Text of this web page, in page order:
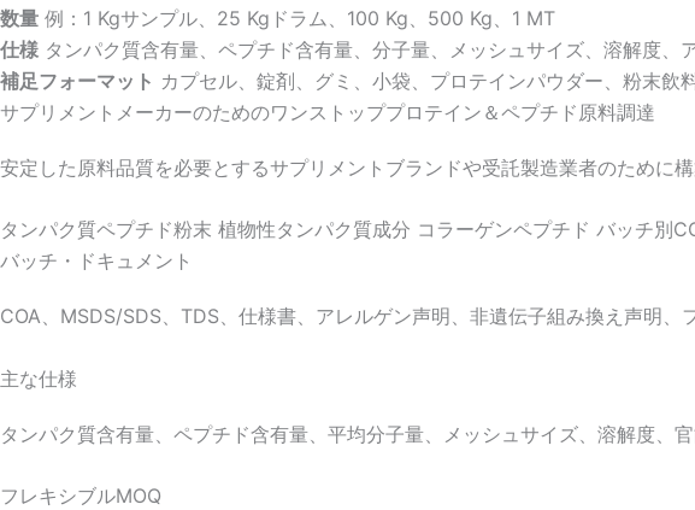
数量 例：1 Kgサンプル、25 Kgドラム、100 Kg、500 Kg、1 MT
仕様 タンパク質含有量、ペプチド含有量、分子量、メッシュサイズ、溶解度、
補足フォーマット カプセル、錠剤、グミ、小袋、プロテインパウダー、粉末飲
サプリメントメーカーのためのワンストッププロテイン＆ペプチド原料調達
安定した原料品質を必要とするサプリメントブランドや受託製造業者のために
タンパク質ペプチド粉末 植物性タンパク質成分 コラーゲンペプチド バッチ別
バッチ・ドキュメント
COA、MSDS/SDS、TDS、仕様書、アレルゲン声明、非遺伝子組み換え声明、
主な仕様
タンパク質含有量、ペプチド含有量、平均分子量、メッシュサイズ、溶解度、
フレキシブルMOQ